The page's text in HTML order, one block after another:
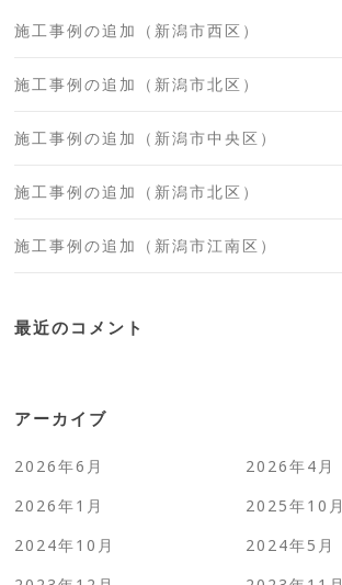
施工事例の追加（新潟市西区）
施工事例の追加（新潟市北区）
施工事例の追加（新潟市中央区）
施工事例の追加（新潟市北区）
施工事例の追加（新潟市江南区）
最近のコメント
アーカイブ
2026年6月
2026年4月
2026年1月
2025年10月
2024年10月
2024年5月